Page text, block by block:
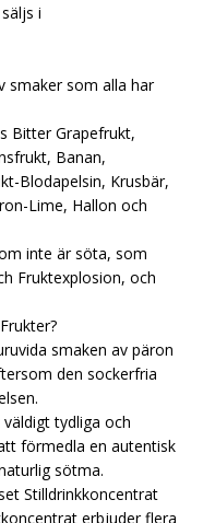
i
smaker som alla har
Bitter Grapefrukt,
Banan,
Blodapelsin, Krusbär,
Lime, Hallon och
inte är söta, som
Fruktexplosion, och
smaken av päron
den sockerfria
tydliga och
förmedla en autentisk
sötma.
Stilldrinkkoncentrat
erbjuder flera